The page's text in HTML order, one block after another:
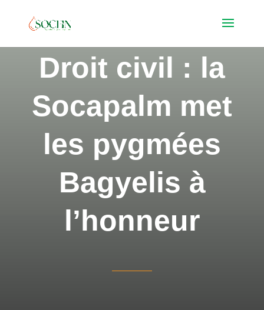
Droit civil : la
Socapalm met
les pygmées
Bagyelis à
l’honneur